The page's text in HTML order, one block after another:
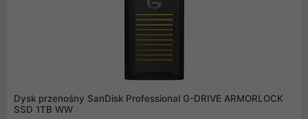
najnowocześniejszymi, jak i starszymi laptopami i komputerami
Dysk przenośny SanDisk Professional G-DRIVE ARMORLOCK
SSD 1TB WW